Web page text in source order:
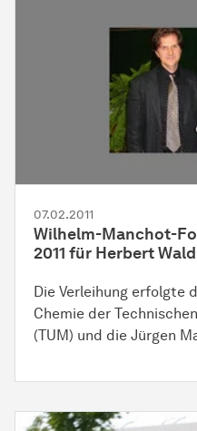
07.02.2011
Wilhelm-Manchot-
2011 für Herbert
Die Verleihung erfolgte
Chemie der
(TUM) und die Jürgen